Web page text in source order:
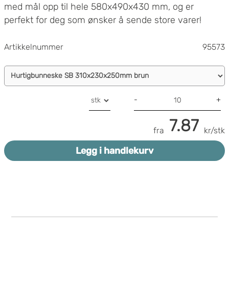
med mål opp til hele 580x490x430 mm, og er
perfekt for deg som ønsker å sende store varer!
Artikkelnummer 95573
- +
fra 7.87 kr/stk
Legg i handlekurv